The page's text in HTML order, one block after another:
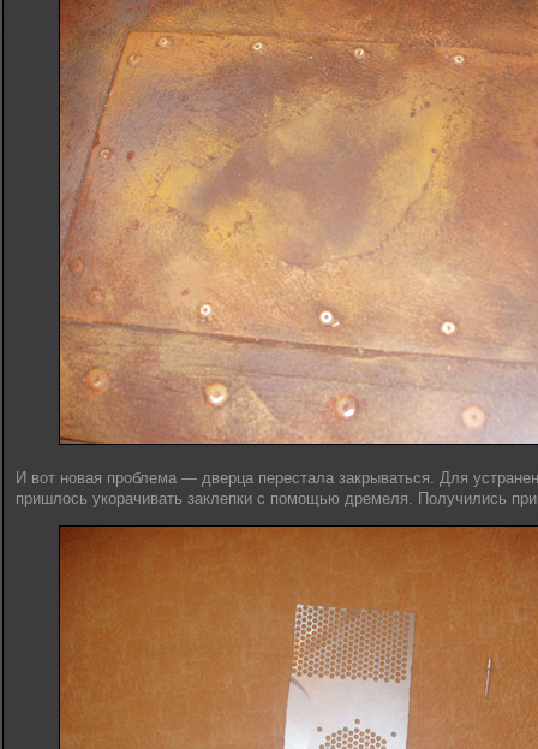
И вот новая проблема — дверца перестала закрываться. Для
пришлось укорачивать заклепки с помощью дремеля. Получились